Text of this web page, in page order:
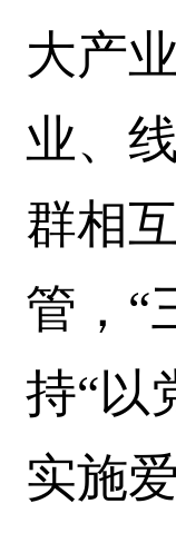
大产
业、
群相
管，“
持“以
实施